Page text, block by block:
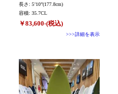
未使用
長さ: 5’10”(177.8cm)
容積: 35.7CL
￥83,600-(税込)
>>>詳細を表示